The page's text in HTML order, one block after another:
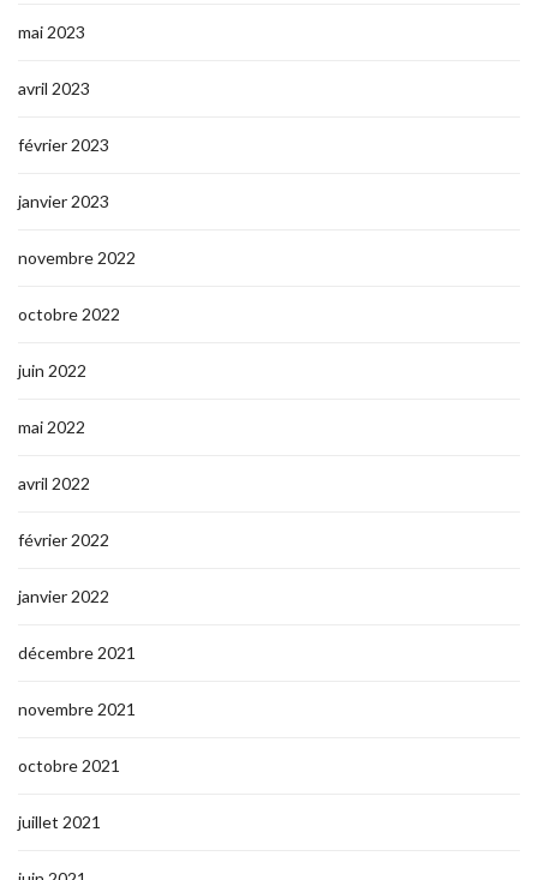
mai 2023
avril 2023
février 2023
janvier 2023
novembre 2022
octobre 2022
juin 2022
mai 2022
avril 2022
février 2022
janvier 2022
décembre 2021
novembre 2021
octobre 2021
juillet 2021